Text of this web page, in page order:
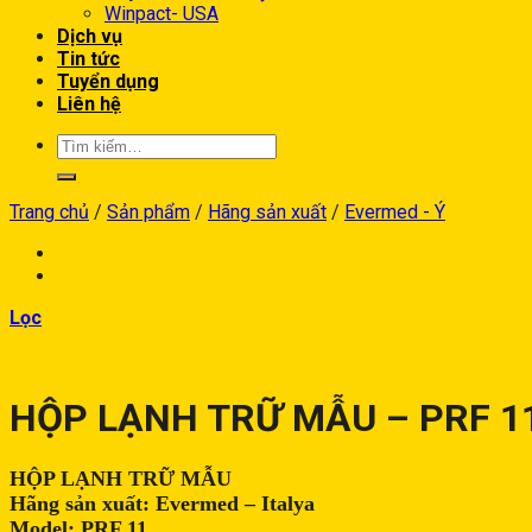
Winpact- USA
Dịch vụ
Tin tức
Tuyển dụng
Liên hệ
Trang chủ / Sản phẩm / Hãng sản xuất / Evermed - Ý
Lọc
HỘP LẠNH TRỮ MẪU – PRF
HỘP LẠNH TRỮ MẪU
Hãng sản xuất: Evermed – Italya